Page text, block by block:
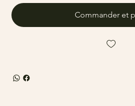
Commander et